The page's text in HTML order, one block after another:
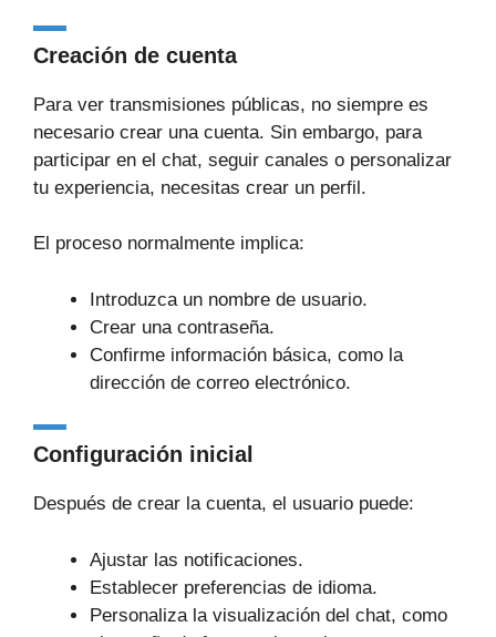
Creación de cuenta
Para ver transmisiones públicas, no siempre es
necesario crear una cuenta. Sin embargo, para
participar en el chat, seguir canales o personalizar
tu experiencia, necesitas crear un perfil.
El proceso normalmente implica:
Introduzca un nombre de usuario.
Crear una contraseña.
Confirme información básica, como la
dirección de correo electrónico.
Configuración inicial
Después de crear la cuenta, el usuario puede:
Ajustar las notificaciones.
Establecer preferencias de idioma.
Personaliza la visualización del chat, como